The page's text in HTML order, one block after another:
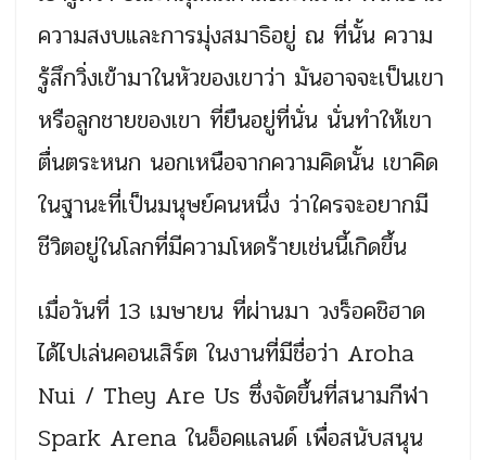
ความสงบและการมุ่งสมาธิอยู่ ณ ที่นั้น ความ
รู้สึกวิ่งเข้ามาในหัวของเขาว่า มันอาจจะเป็นเขา
หรือลูกชายของเขา ที่ยืนอยู่ที่นั่น นั่นทำให้เขา
ตื่นตระหนก นอกเหนือจากความคิดนั้น เขาคิด
ในฐานะที่เป็นมนุษย์คนหนึ่ง ว่าใครจะอยากมี
ชีวิตอยู่ในโลกที่มีความโหดร้ายเช่นนี้เกิดขึ้น
เมื่อวันที่ 13 เมษายน ที่ผ่านมา วงร็อคชิฮาด
ได้ไปเล่นคอนเสิร์ต ในงานที่มีชื่อว่า Aroha
Nui / They Are Us ซึ่งจัดขึ้นที่สนามกีฬา
Spark Arena ในอ็อคแลนด์ เพื่อสนับสนุน